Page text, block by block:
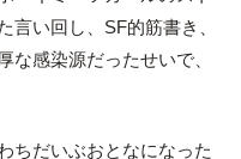
言い回し、SF的筋書き、
な感染源だったせいで、
ちだいぶおとなになった